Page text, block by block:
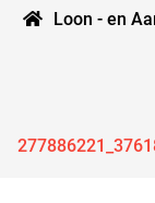
Loon - en